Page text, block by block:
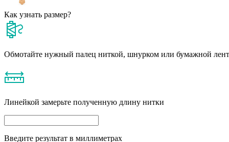
Как узнать размер?
Обмотайте нужный палец ниткой, шнурком или бумажной
Линейкой замерьте полученную длину нитки
Введите результат в миллиметрах